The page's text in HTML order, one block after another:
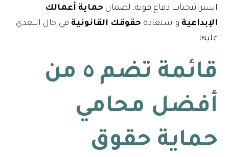
استراتيجيات دفاع قوية، لضمان حماية أعمالك
الإبداعية واستعادة حقوقك القانونية في حال التعدي
عليها.
قائمة تضم ٥ من
أفضل محامي
حماية حقوق